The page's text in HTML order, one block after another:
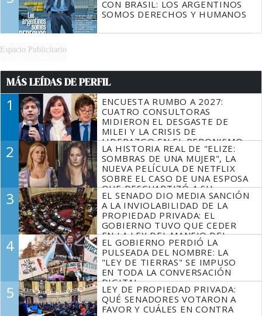
CON BRASIL: LOS ARGENTINOS
SOMOS DERECHOS Y HUMANOS
Espacio Publicitario
MÁS LEÍDAS DE PERFIL
1
ENCUESTA RUMBO A 2027:
CUATRO CONSULTORAS
MIDIERON EL DESGASTE DE
MILEI Y LA CRISIS DE
LIDERAZGO EN EL PERONISMO
2
LA HISTORIA REAL DE "ELIZE:
SOMBRAS DE UNA MUJER", LA
NUEVA PELÍCULA DE NETFLIX
SOBRE EL CASO DE UNA ESPOSA
QUE DESCUARTIZÓ A SU
MARIDO
3
EL SENADO DIO MEDIA SANCIÓN
A LA INVIOLABILIDAD DE LA
PROPIEDAD PRIVADA: EL
GOBIERNO TUVO QUE CEDER
EN LA LEY DEL MANEJO DEL
FUEGO
4
EL GOBIERNO PERDIÓ LA
PULSEADA DEL NOMBRE: LA
"LEY DE TIERRAS" SE IMPUSO
EN TODA LA CONVERSACIÓN
DIGITAL
5
LEY DE PROPIEDAD PRIVADA:
QUÉ SENADORES VOTARON A
FAVOR Y CUÁLES EN CONTRA